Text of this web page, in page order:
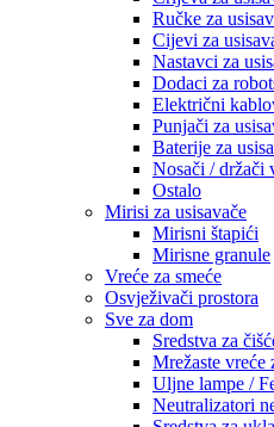
Ručke za
Cijevi za
Nastavci za
Dodaci za
Električni
Punjači za
Baterije za
Nosači / držači
Ostalo
Mirisi za usisavače
Mirisni štapići
Mirisne granule
Vreće za smeće
Osvježivači prostora
Sve za dom
Sredstva za
Mrežaste vreće
Uljne lampe /
Neutralizatori